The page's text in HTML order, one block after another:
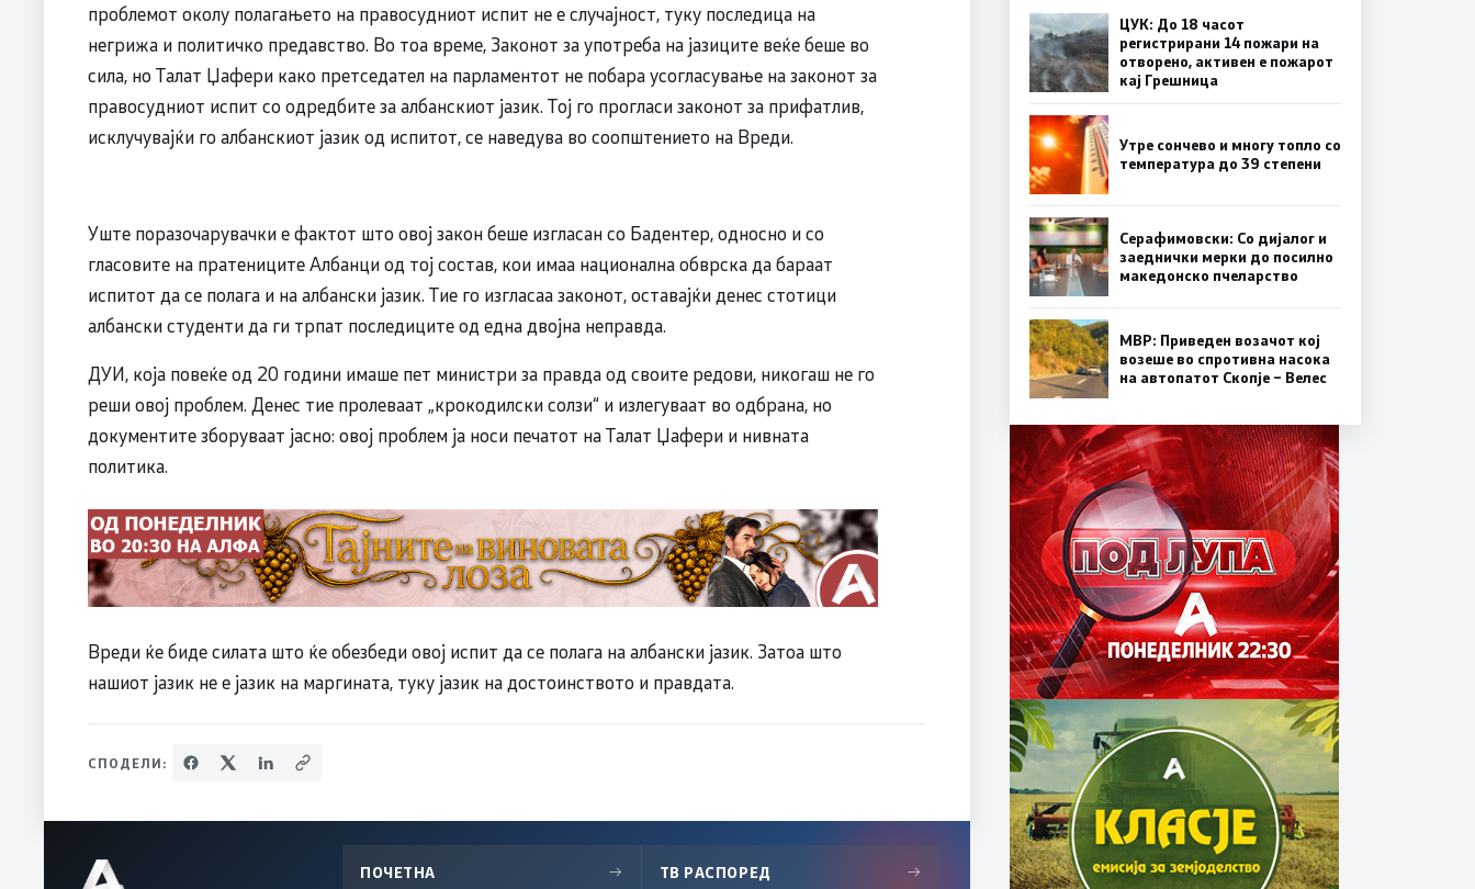
проблемот околу полагањето на правосудниот испит не е случајност, туку последица на
негрижа и политичкo предавство. Во тоа време, Законот за употреба на јазиците веќе беше во
сила, но Талат Џафери како претседател на парламентот не побара усогласување на законот за
правосудниот испит со одредбите за албанскиот јазик. Тој го прогласи законот за прифатлив,
исклучувајќи го албанскиот јазик од испитот, се наведува во соопштението на Вреди.
Уште поразочарувачки е фактот што овој закон беше изгласан со Бадентер, односно и со
гласовите на пратениците Албанци од тој состав, кои имаа национална обврска да бараат
испитот да се полага и на албански јазик. Тие го изгласаа законот, оставајќи денес стотици
албански студенти да ги трпат последиците од една двојна неправда.
ДУИ, која повеќе од 20 години имаше пет министри за правда од своите редови, никогаш не го
реши овој проблем. Денес тие пролеваат „крокодилски солзи“ и излегуваат во одбрана, но
документите зборуваат јасно: овој проблем ја носи печатот на Талат Џафери и нивната
политика.
Вреди ќе биде силата што ќе обезбеди овој испит да се полага на албански јазик. Затоа што
нашиот јазик не е јазик на маргината, туку јазик на достоинството и правдата.
СПОДЕЛИ:
ПОЧЕТНА → ТВ РАСПОРЕД →
ЦУК: До 18 часот
регистрирани 14 пожари на
отворено, активен е пожарот
кај Грешница
Утре сончево и многу топло со
температура до 39 степени
Серафимовски: Со дијалог и
заеднички мерки до посилно
македонско пчеларство
МВР: Приведен возачот кој
возеше во спротивна насока
на автопатот Скопје – Велес